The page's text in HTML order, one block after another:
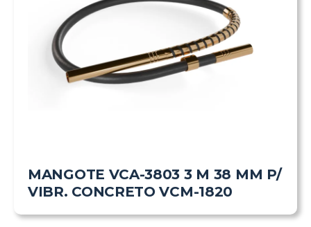
MANGOTE VCA-3803 3 M 38 MM P/
VIBR. CONCRETO VCM-1820